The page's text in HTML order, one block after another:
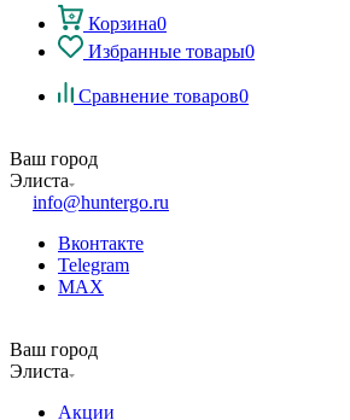
Корзина0
Избранные товары0
Сравнение товаров0
Ваш город
Элиста
info@huntergo.ru
Вконтакте
Telegram
MAX
Ваш город
Элиста
Акции